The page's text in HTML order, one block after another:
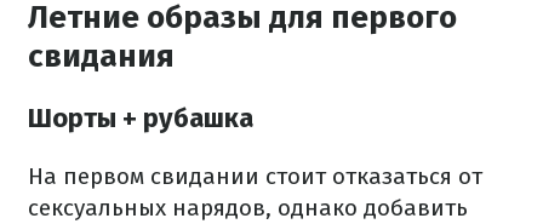
Летние образы для первого
свидания
Шорты + рубашка
На первом свидании стоит отказаться от
сексуальных нарядов, однако добавить